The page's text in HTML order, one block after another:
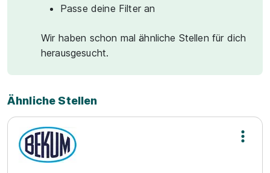
Passe deine Filter an
Wir haben schon mal ähnliche Stellen für dich
herausgesucht.
Ähnliche Stellen